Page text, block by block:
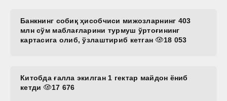
Банкнинг собиқ ҳисобчиси мижозларнинг 403
млн сўм маблағларини турмуш ўртоғининг
картасига олиб, ўзлаштириб кетган
18 053
Китобда ғалла экилган 1 гектар майдон ёниб
кетди
17 676